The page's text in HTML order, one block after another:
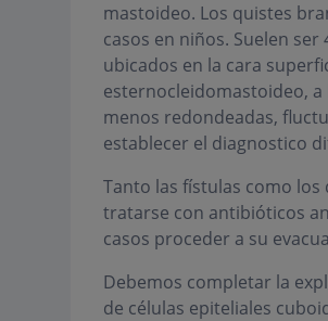
mastoideo. Los quistes
casos en niños. Suelen
ubicados en la cara
esternocleidomastoideo,
menos redondeadas,
establecer el diagnostico
Tanto las fístulas como
tratarse con antibióticos
casos proceder a su
Debemos completar la
de células epiteliales